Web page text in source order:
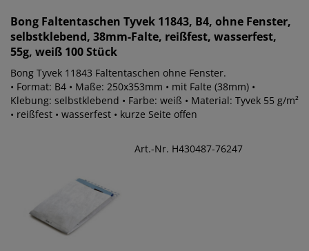
Bong Faltentaschen Tyvek 11843, B4, ohne Fenster,
selbstklebend, 38mm-Falte, reißfest, wasserfest,
55g, weiß 100 Stück
Bong Tyvek 11843 Faltentaschen ohne Fenster.
• Format: B4 • Maße: 250x353mm • mit Falte (38mm) •
Klebung: selbstklebend • Farbe: weiß • Material: Tyvek 55 g/m²
• reißfest • wasserfest • kurze Seite offen
Art.-Nr. H430487-76247